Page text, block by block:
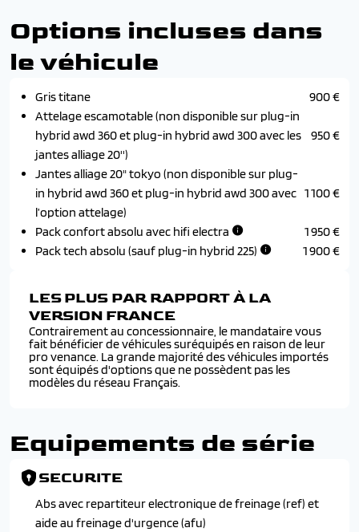
Options incluses dans
le véhicule
Gris titane
900 €
Attelage escamotable (non disponible sur plug-in
hybrid awd 360 et plug-in hybrid awd 300 avec les
jantes alliage 20'')
950 €
Jantes alliage 20" tokyo (non disponible sur plug-
in hybrid awd 360 et plug-in hybrid awd 300 avec
l’option attelage)
1 100 €
Pack confort absolu avec hifi electra
1 950 €
Pack tech absolu (sauf plug-in hybrid 225)
1 900 €
LES PLUS PAR RAPPORT À LA
VERSION FRANCE
Contrairement au concessionnaire, le mandataire vous
fait bénéficier de véhicules suréquipés en raison de leur
pro venance. La grande majorité des véhicules importés
sont équipés d'options que ne possèdent pas les
modèles du réseau Français.
Equipements de série
SECURITE
Abs avec repartiteur electronique de freinage (ref) et
aide au freinage d'urgence (afu)